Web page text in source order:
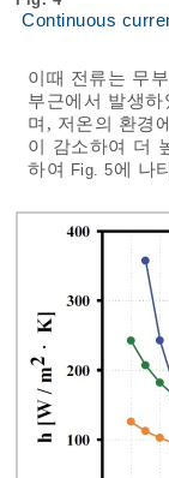
Continuous
이때 전류는 무
부근에서 발생
며, 저온의 환경
이 감소하여 더
하여 Fig. 5에 나